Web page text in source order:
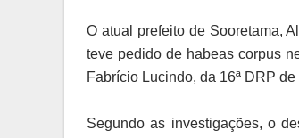
O atual prefeito de Sooretama,
teve pedido de habeas corpus
Fabrício Lucindo, da 16ª DRP
Segundo as investigações, o